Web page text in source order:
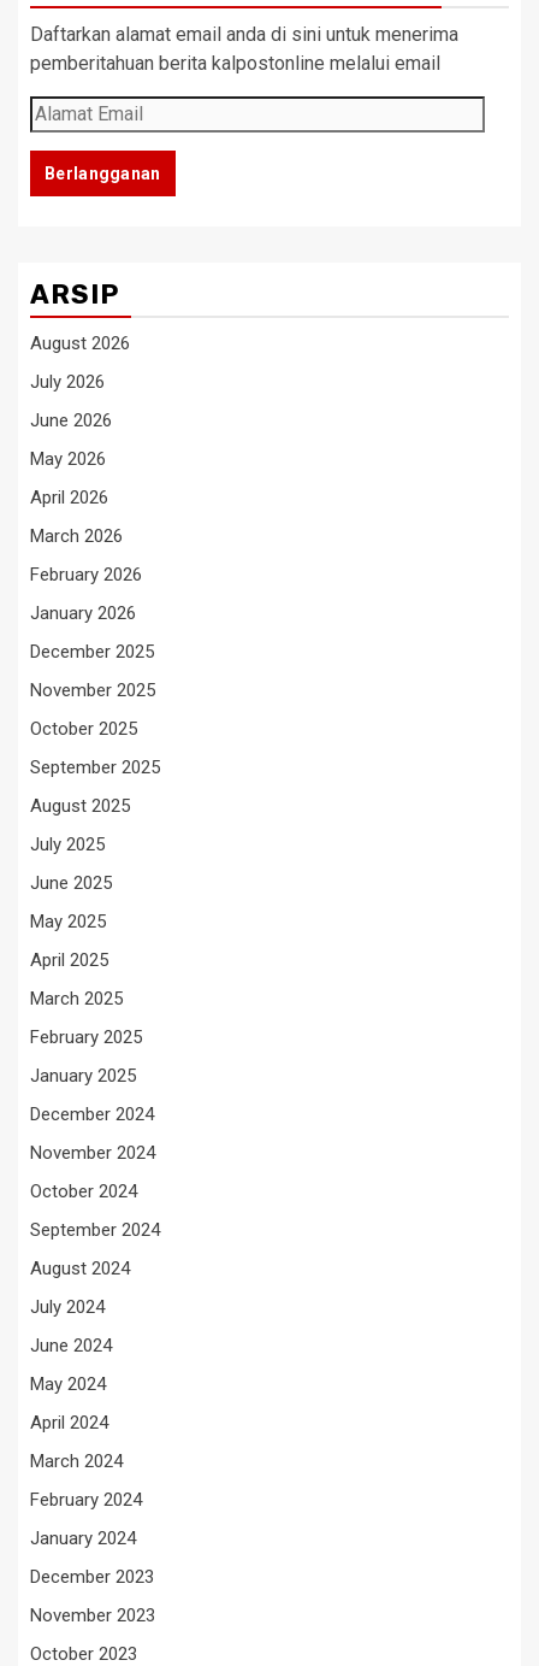
Daftarkan alamat email anda di sini untuk menerima
pemberitahuan berita kalpostonline melalui email
Alamat
Email
Berlangganan
ARSIP
August 2026
July 2026
June 2026
May 2026
April 2026
March 2026
February 2026
January 2026
December 2025
November 2025
October 2025
September 2025
August 2025
July 2025
June 2025
May 2025
April 2025
March 2025
February 2025
January 2025
December 2024
November 2024
October 2024
September 2024
August 2024
July 2024
June 2024
May 2024
April 2024
March 2024
February 2024
January 2024
December 2023
November 2023
October 2023